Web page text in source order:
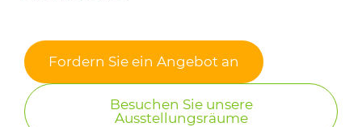
Fordern Sie ein Angebot an
Besuchen Sie unsere
Ausstellungsräume